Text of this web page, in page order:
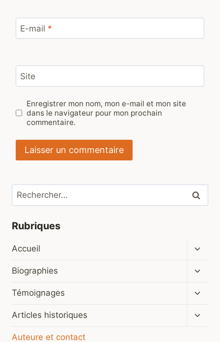
E-mail *
Site
Enregistrer mon nom, mon e-mail et mon site
dans le navigateur pour mon prochain
commentaire.
Rechercher :
Rubriques
Accueil
menu
Biographies
menu
Témoignages
menu
Articles historiques
Auteure et contact